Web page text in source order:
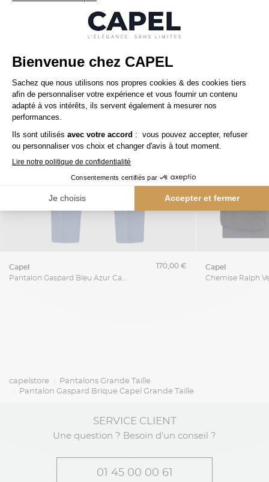
capel
Pantalon Gaspard Bleu Azur Capel Grande Taille
170,00 € capel
capelstore
Pantalons Grande Taille
Pantalon Gaspard Brique Capel Grande Taille
SERVICE CLIENT
Une question ? Besoin d'un conseil ?
01 45 00 00 61